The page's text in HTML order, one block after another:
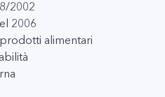
2002
2006
alimentari